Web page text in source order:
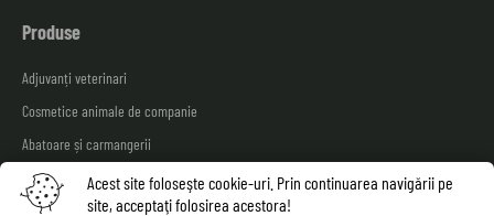
Produse
Adjuvanți veterinari
Cosmetice animale de companie
Abatoare și carmangerii
Service auto
Spălarea autovehiculelor
Acest site foloseşte cookie-uri. Prin continuarea navigării pe
site, acceptaţi folosirea acestora!